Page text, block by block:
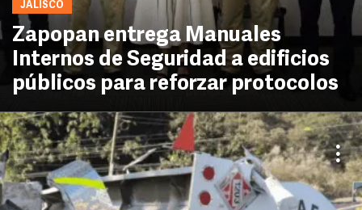
JALISCO
Zapopan entrega Manuales
Internos de Seguridad a edificios
públicos para reforzar protocolos